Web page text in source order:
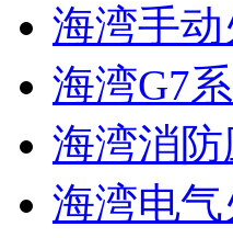
海湾手动
海湾G7
海湾消防
海湾电